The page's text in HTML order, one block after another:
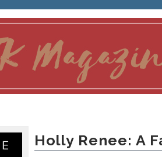
Holly Renee: A